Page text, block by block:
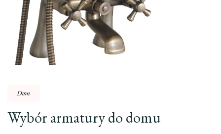
Dom
Wybór armatury do domu